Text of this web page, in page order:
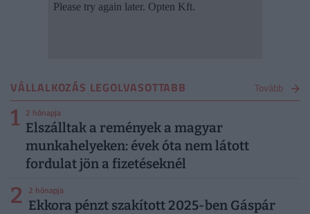
VÁLLALKOZÁS LEGOLVASOTTABB Tovább
1 2 hónapja
Elszálltak a remények a magyar
munkahelyeken: évek óta nem látott
fordulat jön a fizetéseknél
2 2 hónapja
Ekkora pénzt szakított 2025-ben Gáspár